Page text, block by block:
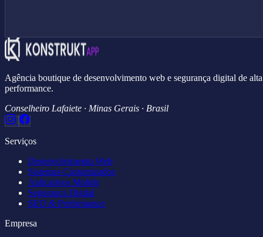
Agência boutique de desenvolvimento web e segurança digital de alta
performance.
Conselheiro Lafaiete · Minas Gerais · Brasil
Serviços
Desenvolvimento Web
Sistemas Customizados
Aplicativos Mobile
Segurança Digital
SEO & Performance
Empresa